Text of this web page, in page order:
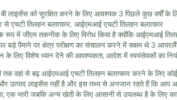
को सुरक्षित करने के लिए आवश्यक 3 पिछले कुछ वर्षों के
तिलहन बलात्कार. आईएमआई एचटी तिलहन बलात्कार
रूप में जीएम तकनीक के लिए विरोध किया है क्योंकि आईएमआई
पैमाने पर क्षेत्र परीक्षण का संचालन करने में सक्षम थे 3 आयरलैंड
लिए विशेष ध्यान देने की आवश्यकता, आदेश में स्वयंसेवकों का
वहां से बढ़ आईएमआई एचटी तिलहन बलात्कार करने के लिए
और उत्पाद लाइसेंस नहीं है और इस तथ्य से अनजान रहते हैं कि
एक भारी जबकि अन्य खेती के लिए आसानी से उपलब्ध है के लिए